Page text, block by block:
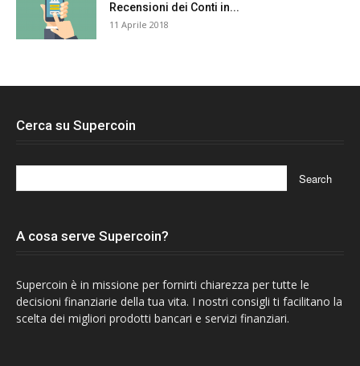
Recensioni dei Conti in...
11 Aprile 2018
Cerca su Supercoin
A cosa serve Supercoin?
Supercoin è in missione per fornirti chiarezza per tutte le
decisioni finanziarie della tua vita. I nostri consigli ti facilitano la
scelta dei migliori prodotti bancari e servizi finanziari.